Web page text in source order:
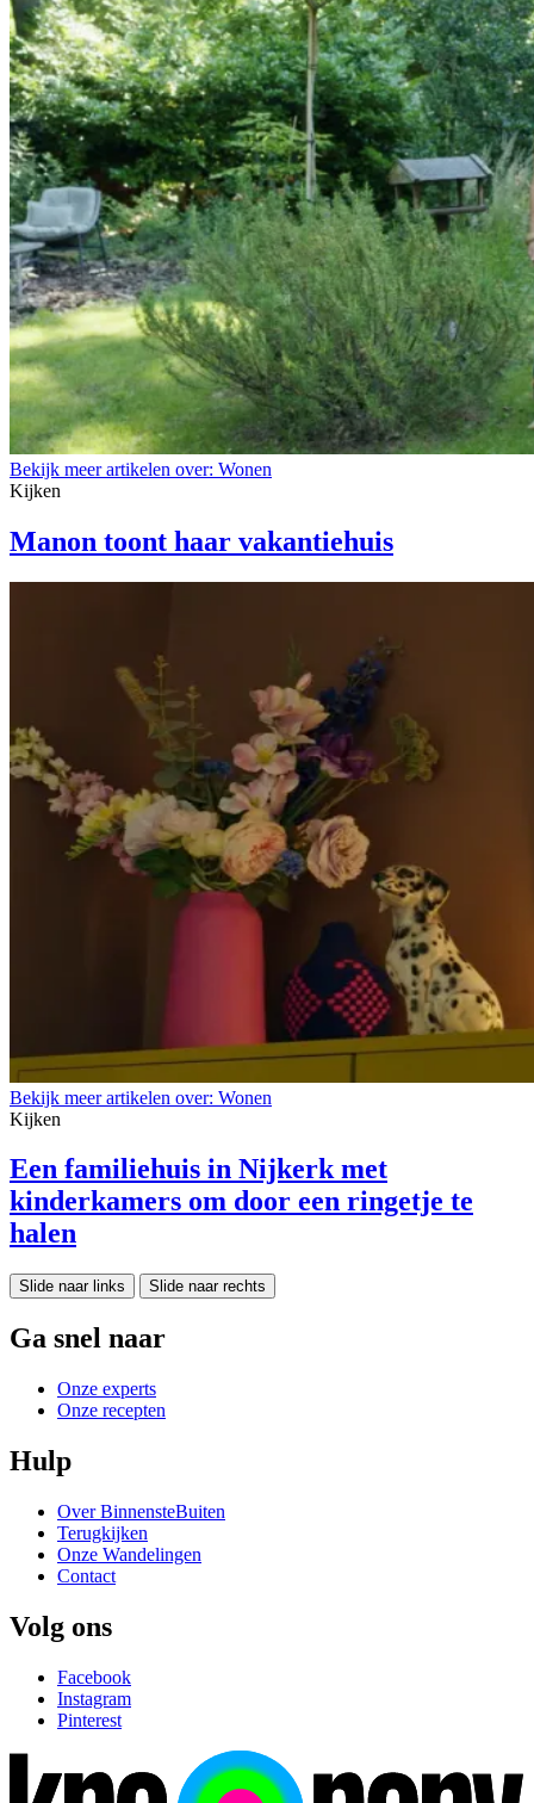
Bekijk meer artikelen over: Wonen
Kijken
Manon toont haar vakantiehuis
Bekijk meer artikelen over: Wonen
Kijken
Een familiehuis in Nijkerk met
kinderkamers om door een ringetje te
halen
Slide naar links Slide naar rechts
Ga snel naar
Onze experts
Onze recepten
Hulp
Over BinnensteBuiten
Terugkijken
Onze Wandelingen
Contact
Volg ons
Facebook
Instagram
Pinterest